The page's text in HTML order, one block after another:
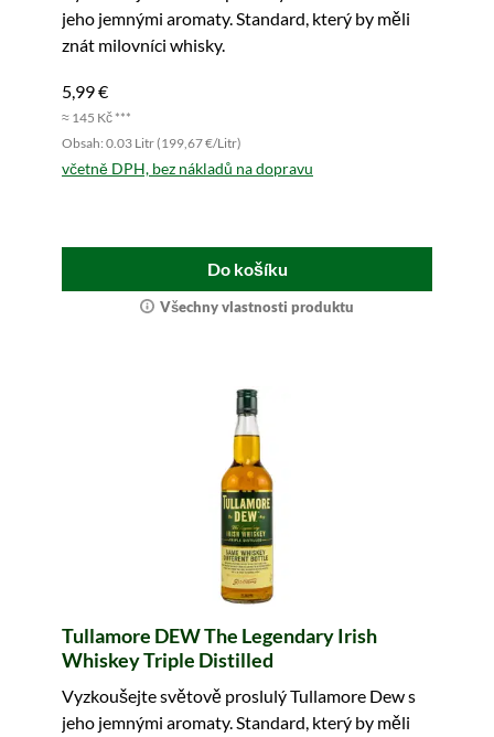
jeho jemnými aromaty. Standard, který by měli
znát milovníci whisky.
5,99 €
≈ 145 Kč ***
Obsah: 0.03 Litr (199,67 €/Litr)
včetně DPH, bez nákladů na dopravu
Do košíku
Všechny vlastnosti produktu
Tullamore DEW The Legendary Irish
Whiskey Triple Distilled
Vyzkoušejte světově proslulý Tullamore Dew s
jeho jemnými aromaty. Standard, který by měli